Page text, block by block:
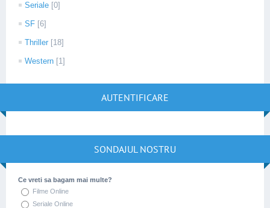
Seriale [0]
SF [6]
Thriller [18]
Western [1]
AUTENTIFICARE
SONDAJUL NOSTRU
Ce vreti sa bagam mai multe?
Filme Online
Seriale Online